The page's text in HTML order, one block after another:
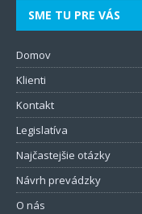
SME TU PRE VÁS
Domov
Klienti
Kontakt
Legislatíva
Najčastejšie otázky
Návrh prevádzky
O nás